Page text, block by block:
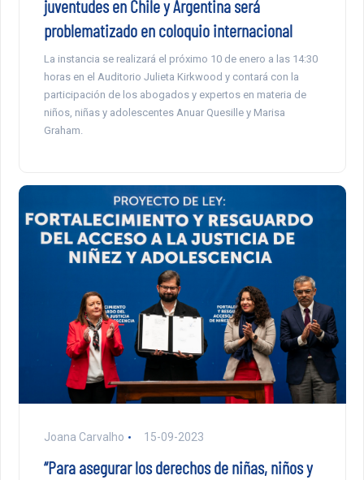
juventudes en Chile y Argentina será
problematizado en coloquio internacional
La instancia se realizará el próximo 10 de enero a las 14:30
horas en el Auditorio Julieta Kirkwood y contará con la
participación de los abogados y expertos en materia de
niños, niñas y adolescentes Anuar Quesille y Marisa
Graham.
Joana Carvalho 15-09-2023
“Para asegurar los derechos de niñas, niños y